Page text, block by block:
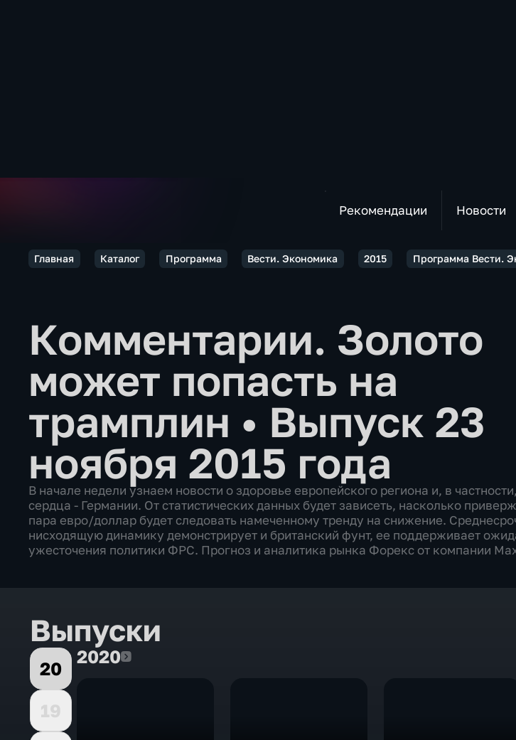
Рекомендации Новости
Главная Каталог Программа Вести. Экономика 2015 Программа Вести.
Комментарии. Золото
может попасть на
трамплин • Выпуск 23
ноября 2015 года
В начале недели узнаем новости о здоровье европейского региона и, в
сердца - Германии. От статистических данных будет зависеть, насколько
пара евро/доллар будет следовать намеченному тренду на снижение.
нисходящую динамику демонстрирует и британский фунт, ее поддерживает
ужесточения политики ФРС. Прогноз и аналитика рынка Форекс от компании
Выпуски
20
19
20202020